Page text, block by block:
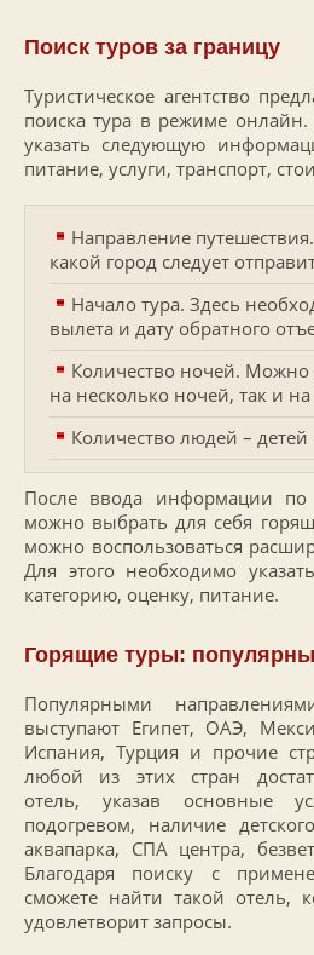
Поиск туров за границу
Туристическое агентство
поиска тура в режиме онлайн.
указать следующую
питание, услуги, транспорт,
Направление
какой город следует
Начало тура. Здесь
вылета и дату обратного
Количество ночей. Можно
на несколько ночей, так и
Количество людей –
После ввода информации
можно выбрать для себя
можно воспользоваться
Для этого необходимо
категорию, оценку, питание.
Горящие туры:
Популярными
выступают Египет, ОАЭ,
Испания, Турция и прочие
любой из этих стран
отель, указав основные
подогревом, наличие
аквапарка, СПА центра,
Благодаря поиску с
сможете найти такой отель,
удовлетворит запросы.